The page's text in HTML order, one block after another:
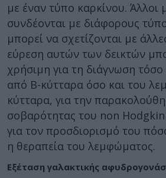
με έναν τύπο καρκίνου. Άλλοι
συνδέονται με διάφορους
μπορεί να σχετίζονται με
εύρεση αυτών των δεικτών
χρήσιμη για τη διάγνωση
από Β-κύτταρα όσο και του
κύτταρα, για την
σοβαρότητας του non
για τον προσδιορισμό του
η θεραπεία του λεμφώματος.
Εξέταση γαλακτικής